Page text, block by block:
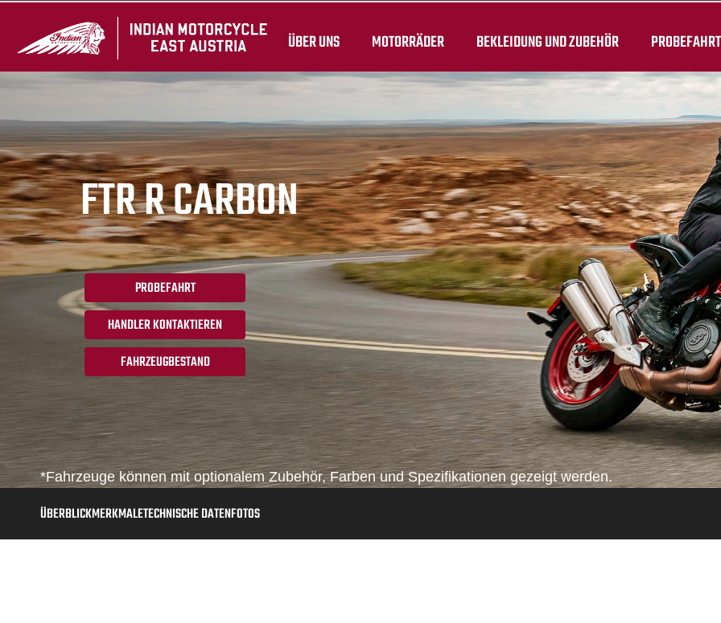
ÜBER UNS MOTORRÄDER BEKLEIDUNG UND ZUBEHÖR
FTR R CARBON
PROBEFAHRT
HANDLER KONTAKTIEREN
FAHRZEUGBESTAND
*Fahrzeuge können mit optionalem Zubehör, Farben und Spezifikationen gezeigt werden.
ÜBERBLICKMERKMALETECHNISCHE DATENFOTOS